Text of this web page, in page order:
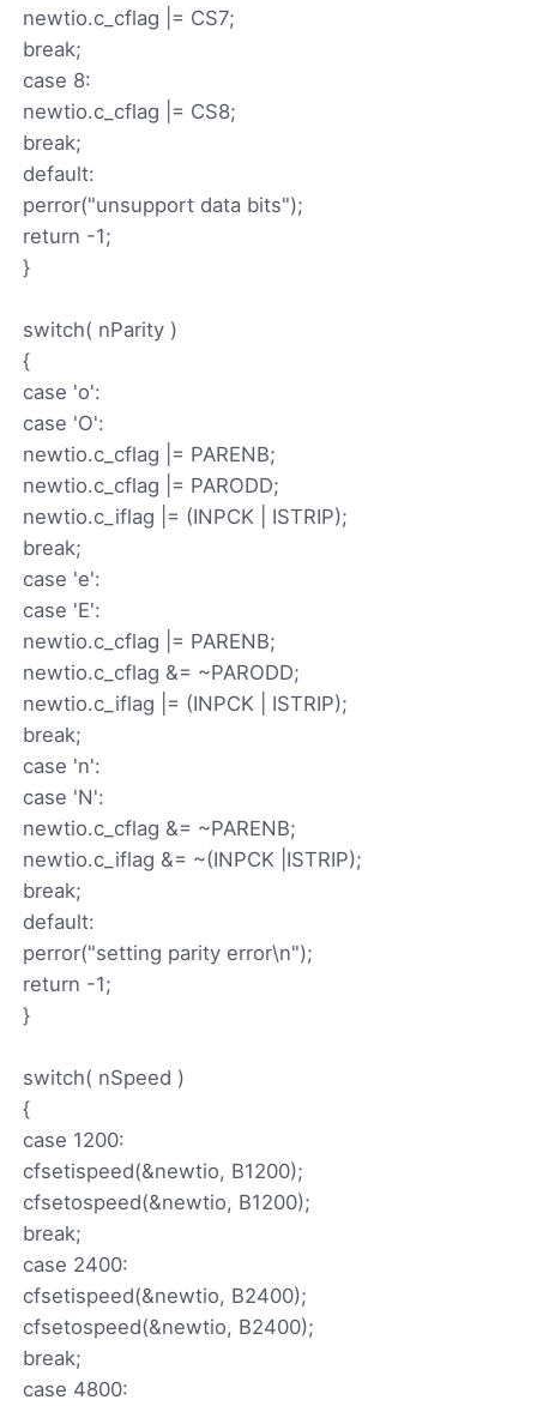
newtio.c_cflag |= CS7;
break;
case 8:
newtio.c_cflag |= CS8;
break;
default:
perror("unsupport data bits");
return -1;
}
switch( nParity )
{
case 'o':
case 'O':
newtio.c_cflag |= PARENB;
newtio.c_cflag |= PARODD;
newtio.c_iflag |= (INPCK | ISTRIP);
break;
case 'e':
case 'E':
newtio.c_cflag |= PARENB;
newtio.c_cflag &= ~PARODD;
newtio.c_iflag |= (INPCK | ISTRIP);
break;
case 'n':
case 'N':
newtio.c_cflag &= ~PARENB;
newtio.c_iflag &= ~(INPCK |ISTRIP);
break;
default:
perror("setting parity error\n");
return -1;
}
switch( nSpeed )
{
case 1200:
cfsetispeed(&newtio, B1200);
cfsetospeed(&newtio, B1200);
break;
case 2400:
cfsetispeed(&newtio, B2400);
cfsetospeed(&newtio, B2400);
break;
case 4800: